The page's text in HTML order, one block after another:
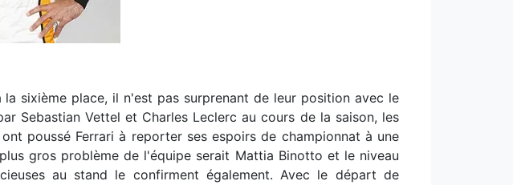
sixième place, il n'est pas surprenant de leur position avec le
Sebastian Vettel et Charles Leclerc au cours de la saison, les
poussé Ferrari à reporter ses espoirs de championnat à une
gros problème de l'équipe serait Mattia Binotto et le niveau
au stand le confirment également. Avec le départ de